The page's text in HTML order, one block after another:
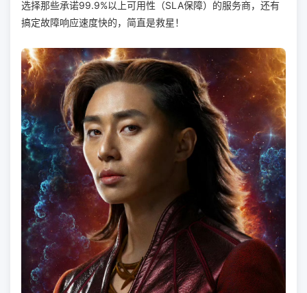
选择那些承诺99.9%以上可用性（SLA保障）的服务商，还有
搞定故障响应速度快的，简直是救星！